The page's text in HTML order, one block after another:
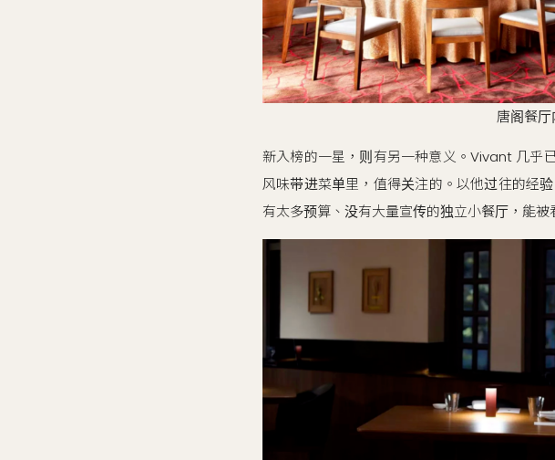
唐阁餐
新入榜的一星，则有另一种意义。Vivant 几
风味带进菜单里，值得关注的。以他过往的经
有太多预算、没有大量宣传的独立小餐厅，能被